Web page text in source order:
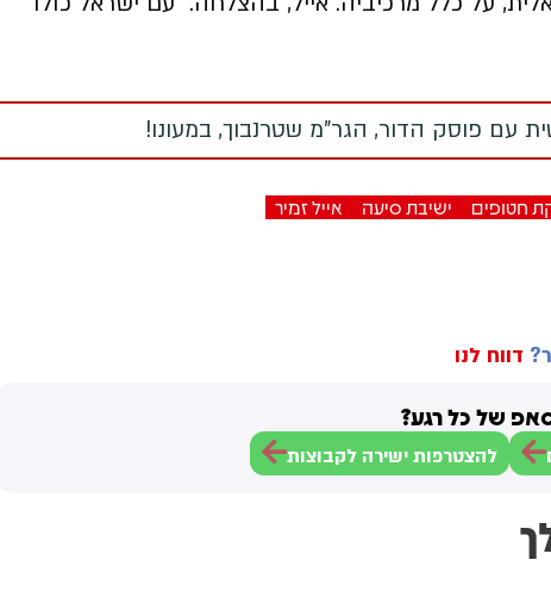
עם פוסק הדור, הגר"מ שטרנבוך, במעונו!
חטופים ישיבת סיעה אייל זמיר
דווח לנו
של כל רגע?
להצטרפות ישירה לקבוצות